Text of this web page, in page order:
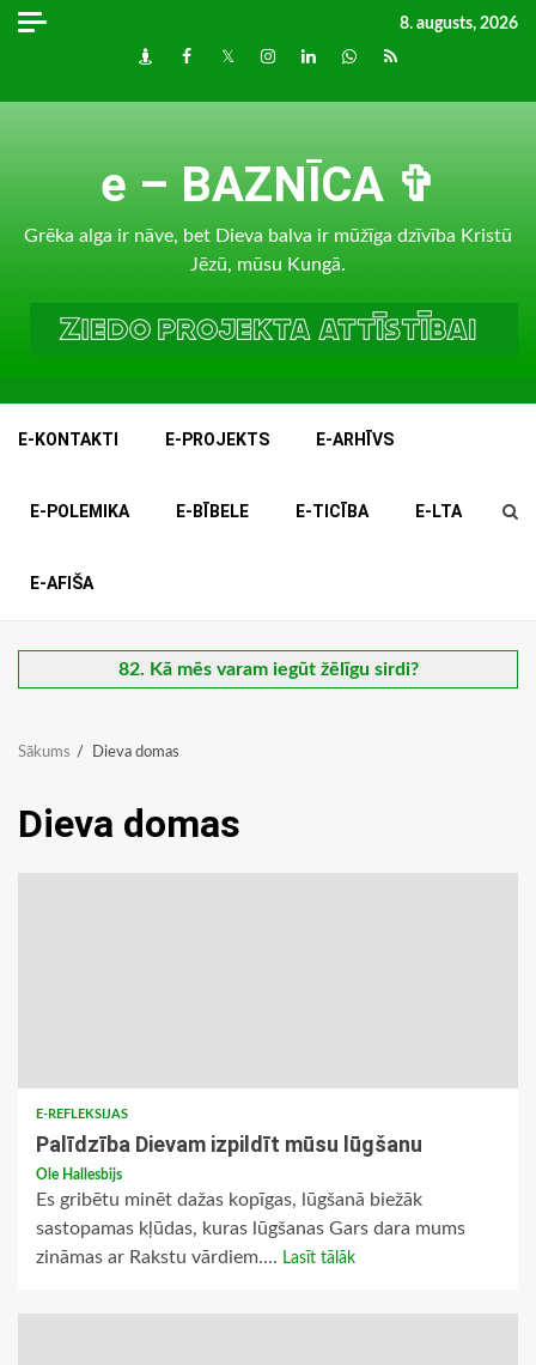
Skip
8. augusts, 2026
DraugiemFacebook
TwitterInstagram
LinkedInwhatsapp
RSS
e – BAZNĪCA ✞
Grēka alga ir nāve, bet Dieva balva ir mūžīga dzīvība Kristū
Jēzū, mūsu Kungā.
E-KONTAKTI E-PROJEKTS E-ARHĪVS
E-POLEMIKA E-BĪBELE E-TICĪBA E-LTA
E-AFIŠA
82. Kā mēs varam iegūt žēlīgu sirdi?
Sākums Dieva domas
Dieva domas
E-REFLEKSIJAS
Palīdzība Dievam izpildīt mūsu lūgšanu
Ole Hallesbijs
Es gribētu minēt dažas kopīgas, lūgšanā biežāk
sastopamas kļūdas, kuras lūgšanas Gars dara mums
zināmas ar Rakstu vārdiem.... Lasīt tālāk